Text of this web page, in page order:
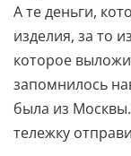
А те деньги,
изделия, за то
которое
запомнилось
была из
тележку